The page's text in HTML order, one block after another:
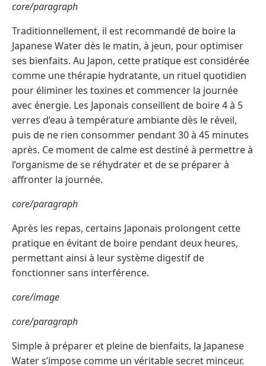
core/paragraph
Traditionnellement, il est recommandé de boire la
Japanese Water dès le matin, à jeun, pour optimiser
ses bienfaits. Au Japon, cette pratique est considérée
comme une thérapie hydratante, un rituel quotidien
pour éliminer les toxines et commencer la journée
avec énergie. Les Japonais conseillent de boire 4 à 5
verres d’eau à température ambiante dès le réveil,
puis de ne rien consommer pendant 30 à 45 minutes
après. Ce moment de calme est destiné à permettre à
l’organisme de se réhydrater et de se préparer à
affronter la journée.
core/paragraph
Après les repas, certains Japonais prolongent cette
pratique en évitant de boire pendant deux heures,
permettant ainsi à leur système digestif de
fonctionner sans interférence.
core/image
core/paragraph
Simple à préparer et pleine de bienfaits, la Japanese
Water s’impose comme un véritable secret minceur.